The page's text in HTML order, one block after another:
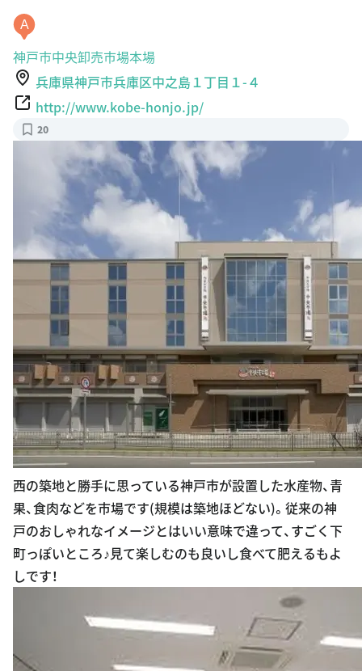
A
神戸市中央卸売市場本場
兵庫県神戸市兵庫区中之島１丁目１-４
http://www.kobe-honjo.jp/
20
西の築地と勝手に思っている神戸市が設置した水産物、青
果、食肉などを市場です(規模は築地ほどない)。従来の神
戸のおしゃれなイメージとはいい意味で違って、すごく下
町っぽいところ♪見て楽しむのも良いし食べて肥えるもよ
しです！